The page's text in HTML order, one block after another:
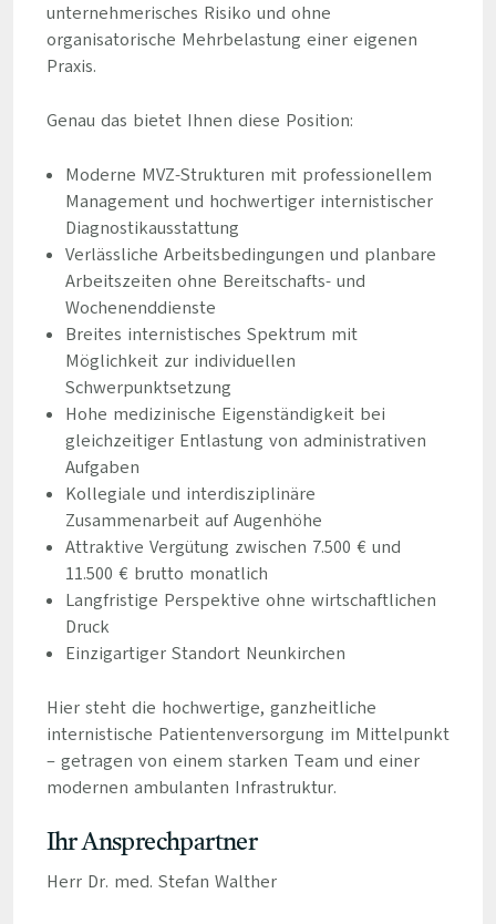
unternehmerisches Risiko und ohne
organisatorische Mehrbelastung einer eigenen
Praxis.
Genau das bietet Ihnen diese Position:
Moderne MVZ-Strukturen mit professionellem
Management und hochwertiger internistischer
Diagnostikausstattung
Verlässliche Arbeitsbedingungen und planbare
Arbeitszeiten ohne Bereitschafts- und
Wochenenddienste
Breites internistisches Spektrum mit
Möglichkeit zur individuellen
Schwerpunktsetzung
Hohe medizinische Eigenständigkeit bei
gleichzeitiger Entlastung von administrativen
Aufgaben
Kollegiale und interdisziplinäre
Zusammenarbeit auf Augenhöhe
Attraktive Vergütung zwischen 7.500 € und
11.500 € brutto monatlich
Langfristige Perspektive ohne wirtschaftlichen
Druck
Einzigartiger Standort Neunkirchen
Hier steht die hochwertige, ganzheitliche
internistische Patientenversorgung im Mittelpunkt
– getragen von einem starken Team und einer
modernen ambulanten Infrastruktur.
Ihr Ansprechpartner
Herr Dr. med. Stefan Walther